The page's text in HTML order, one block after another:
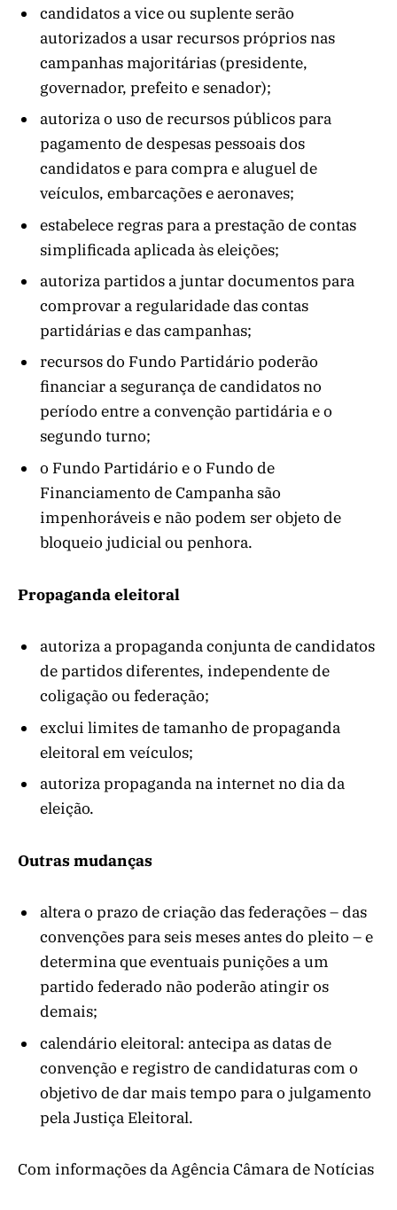
candidatos a vice ou suplente serão
autorizados a usar recursos próprios nas
campanhas majoritárias (presidente,
governador, prefeito e senador);
autoriza o uso de recursos públicos para
pagamento de despesas pessoais dos
candidatos e para compra e aluguel de
veículos, embarcações e aeronaves;
estabelece regras para a prestação de contas
simplificada aplicada às eleições;
autoriza partidos a juntar documentos para
comprovar a regularidade das contas
partidárias e das campanhas;
recursos do Fundo Partidário poderão
financiar a segurança de candidatos no
período entre a convenção partidária e o
segundo turno;
o Fundo Partidário e o Fundo de
Financiamento de Campanha são
impenhoráveis e não podem ser objeto de
bloqueio judicial ou penhora.
Propaganda eleitoral
autoriza a propaganda conjunta de candidatos
de partidos diferentes, independente de
coligação ou federação;
exclui limites de tamanho de propaganda
eleitoral em veículos;
autoriza propaganda na internet no dia da
eleição.
Outras mudanças
altera o prazo de criação das federações – das
convenções para seis meses antes do pleito – e
determina que eventuais punições a um
partido federado não poderão atingir os
demais;
calendário eleitoral: antecipa as datas de
convenção e registro de candidaturas com o
objetivo de dar mais tempo para o julgamento
pela Justiça Eleitoral.
Com informações da Agência Câmara de Notícias